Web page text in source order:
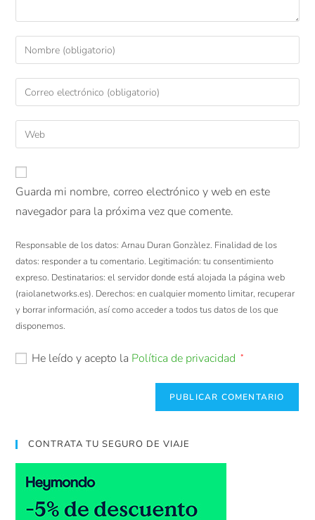
Guarda mi nombre, correo electrónico y web en este
navegador para la próxima vez que comente.
Responsable de los datos: Arnau Duran Gonzàlez. Finalidad de los
datos: responder a tu comentario. Legitimación: tu consentimiento
expreso. Destinatarios: el servidor donde está alojada la página web
(raiolanetworks.es). Derechos: en cualquier momento limitar, recuperar
y borrar información, así como acceder a todos tus datos de los que
disponemos.
He leído y acepto la Política de privacidad *
CONTRATA TU SEGURO DE VIAJE